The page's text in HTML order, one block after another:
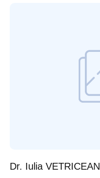
Dr. Iulia VETRICEAN